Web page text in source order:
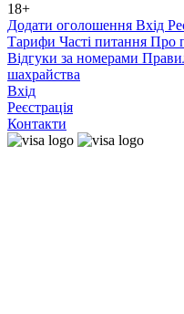
18+
Додати оголошення Вхід
Тарифи Часті питання Про
Відгуки за номерами
шахрайства
Вхід
Реєстрація
Контакти